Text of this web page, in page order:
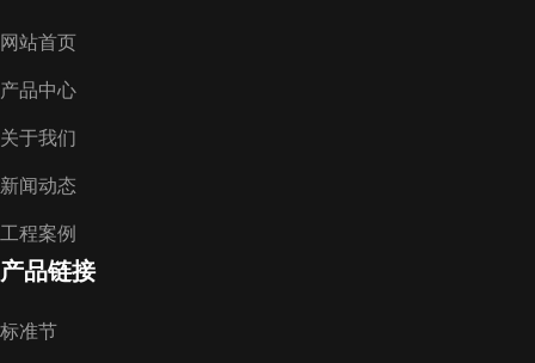
网站首页
产品中心
关于我们
新闻动态
工程案例
产品链接
标准节